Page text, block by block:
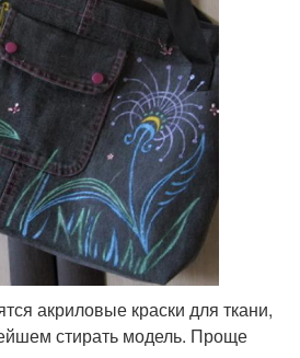
акриловые краски для ткани,
стирать модель. Проще